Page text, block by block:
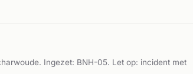
Ingezet: BNH-05. Let op: incident met